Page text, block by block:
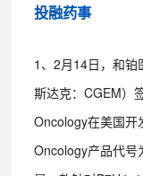
投融药事
1、2月14日，和铂
斯达克：CGEM）
Oncology在美国开
Oncology产品代号